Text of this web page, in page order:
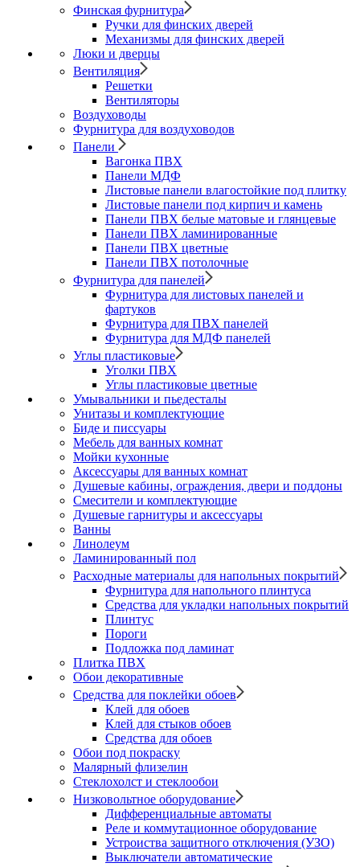
Финская фурнитура
Ручки для финских дверей
Механизмы для финских дверей
Люки и дверцы
Вентиляция
Решетки
Вентиляторы
Воздуховоды
Фурнитура для воздуховодов
Панели
Вагонка ПВХ
Панели МДФ
Листовые панели влагостойкие под плитку
Листовые панели под кирпич и камень
Панели ПВХ белые матовые и глянцевые
Панели ПВХ ламинированные
Панели ПВХ цветные
Панели ПВХ потолочные
Фурнитура для панелей
Фурнитура для листовых панелей и
фартуков
Фурнитура для ПВХ панелей
Фурнитура для МДФ панелей
Углы пластиковые
Уголки ПВХ
Углы пластиковые цветные
Умывальники и пьедесталы
Унитазы и комплектующие
Биде и писсуары
Мебель для ванных комнат
Мойки кухонные
Аксессуары для ванных комнат
Душевые кабины, ограждения, двери и поддоны
Смесители и комплектующие
Душевые гарнитуры и аксессуары
Ванны
Линолеум
Ламинированный пол
Расходные материалы для напольных покрытий
Фурнитура для напольного плинтуса
Средства для укладки напольных покрытий
Плинтус
Пороги
Подложка под ламинат
Плитка ПВХ
Обои декоративные
Средства для поклейки обоев
Клей для обоев
Клей для стыков обоев
Средства для обоев
Обои под покраску
Малярный флизелин
Стеклохолст и стеклообои
Низковольтное оборудование
Дифференциальные автоматы
Реле и коммутационное оборудование
Устроиства защитного отключения (УЗО)
Выключатели автоматические